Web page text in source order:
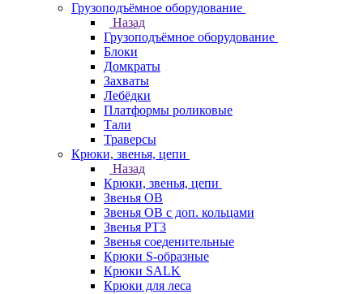
Грузоподъёмное оборудование
Назад
Грузоподъёмное оборудование
Блоки
Домкраты
Захваты
Лебёдки
Платформы роликовые
Тали
Траверсы
Крюки, звенья, цепи
Назад
Крюки, звенья, цепи
Звенья ОВ
Звенья ОВ с доп. кольцами
Звенья РТ3
Звенья соеденительные
Крюки S-образные
Крюки SALK
Крюки для леса